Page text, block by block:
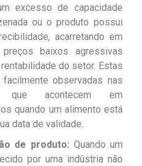
excesso de capacidade
ou o produto possui
acarretando em
baixos agressivas
do setor. Estas
observadas nas
que acontecem em
quando um alimento está
data de validade.
de produto: Quando um
por uma indústria não